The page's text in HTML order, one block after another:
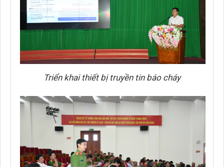
Triển khai thiết bị truyền tin báo cháy